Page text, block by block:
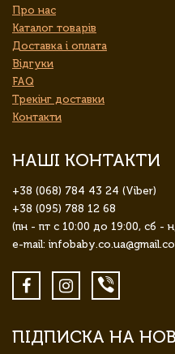
Про нас
Каталог товарів
Доставка і оплата
Відгуки
FAQ
Трекінг доставки
Контакти
НАШІ КОНТАКТИ
+38 (068) 784 43 24 (Viber)
+38 (095) 788 12 68
(пн - пт с 10:00 до 19:00, сб -
e-mail:
ПІДПИСКА НА